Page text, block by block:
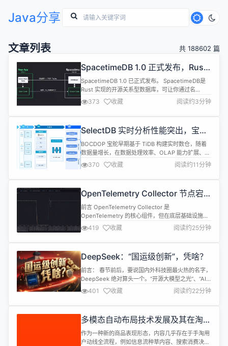
Java分享
文章列表 共 188602 篇
SpacetimeDB 1.0 正式发布，Rust
编写的开源关系型数据库
SpacetimeDB 1.0 已正式发布。 SpacetimeDB是
Rust 实现的开源关系型数据库，可让你通过名
为"modules"的存储过程将应用程序逻辑直接上载到
数据库中。 你的客户端无需在客户端和数据库之间部
署网络或游戏服务器，而是直接连接到数据库，在数
中一样，在模块中编写所有权限和授权逻辑。 这意
味...
373 收藏 阅读约3分钟
SelectDB 实时分析性能突出，宝舵
成本锐减与性能显著提升的双赢之旅
BOCDOP 宝舵早期基于 TiDB 构建实时数仓，随着
数据量增长，在数据处理效率、OLAP 能力扩展、功
能支持、成本与资源方面存在一定优化空间。为提升
数据分析能力并优化成本，宝舵引入 SelectDB，达
成写入速度提升 10 倍，成本直降 30% 的显著成效。
Summit Asia 2024 上的演...
370 收藏 阅读约11分钟
OpenTelemetry Collector 节点宕
机场景下的排查与优化
前言 OpenTelemetry Collector 是
OpenTelemetry 的核心组件，但在底层基础设施
（如 Kubernetes 节点）故障时，可能暴露出阻塞或
延迟问题。本文通过一次因 Sampling 服务节点宕机
引发的故障，结合代码分析其原因，并提供临时和长
OpenTelemetry 出现 Export...
419 收藏 阅读约25分钟
DeepSeek：“国运级创新”，凭啥？
前言： 春节前后，要说国内外科技圈最火热的名字，
DeepSeek 绝对算头一个。“开源大模型之光”、“AI
领域新星”、“有望比肩 OpenAI”…… 各种赞誉纷至沓
来，甚至有人直接将其冠于“国运级创新”的说法。“国
运级创新”？ 这个帽子可实在不小。但是有人会质
者认为它确实担得起。 1. DeepSeek，是国运...
401 收藏 阅读约22分钟
多模态自动布局技术发展及其在淘内
内容场的应用
作为一种新的商品表现形态，内容几乎存在于手淘用
户动线全流程，例如信息流种草内容、搜索消费决策